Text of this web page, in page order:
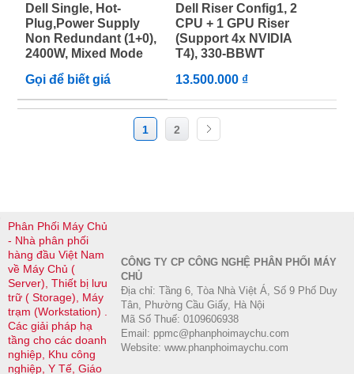
Dell Single, Hot-
Plug,Power Supply
Non Redundant (1+0),
2400W, Mixed Mode
Gọi để biết giá
Dell Riser Config1, 2
CPU + 1 GPU Riser
(Support 4x NVIDIA
T4), 330-BBWT
13.500.000 ₫
1 2
Phân Phối Máy Chủ
- Nhà phân phối
hàng đầu Việt Nam
về Máy Chủ (
Server), Thiết bị lưu
trữ ( Storage), Máy
trạm (Workstation) .
Các giải pháp hạ
tầng cho các doanh
nghiệp, Khu công
nghiệp, Y Tế, Giáo
CÔNG TY CP CÔNG NGHỆ PHÂN PHỐI MÁY
CHỦ
Địa chỉ: Tầng 6, Tòa Nhà Việt Á, Số 9 Phố Duy
Tân, Phường Cầu Giấy, Hà Nội
Mã Số Thuế: 0109606938
Email: ppmc@phanphoimaychu.com
Website: www.phanphoimaychu.com